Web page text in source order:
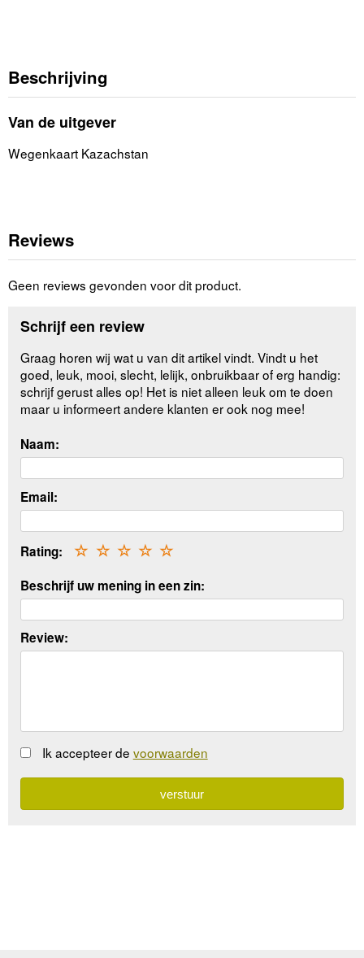
Beschrijving
Van de uitgever
Wegenkaart Kazachstan
Reviews
Geen reviews gevonden voor dit product.
Schrijf een review
Graag horen wij wat u van dit artikel vindt. Vindt u het
goed, leuk, mooi, slecht, lelijk, onbruikbaar of erg handig:
schrijf gerust alles op! Het is niet alleen leuk om te doen
maar u informeert andere klanten er ook nog mee!
Naam:
Email:
Rating: ☆
☆
☆
☆
☆
Beschrijf uw mening in een zin:
Review:
Ik accepteer de voorwaarden